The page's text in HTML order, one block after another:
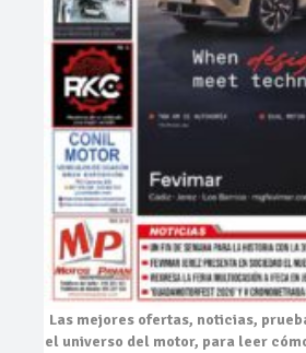
Las mejores ofertas, noticias,
el universo del motor, para leer